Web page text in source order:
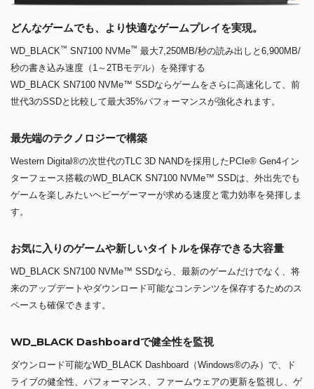
どんなゲームでも、より快適なゲームプレイを実現。
WD_BLACK™ SN7100 NVMe™ 最大7,250MB/秒の読み出しと6,900MB/
秒の書き込み速度（1～2TBモデル）を発揮する
WD_BLACK SN7100 NVMe™ SSDならゲームをさらに高速化して、前
世代3のSSDと比較して最大35%パフォーマンスが強化されます。
最先端のテクノロジーで構築
Western Digital®の次世代のTLC 3D NANDを採用したPCIe® Gen4イン
ターフェース搭載のWD_BLACK SN7100 NVMe™ SSDは、外出先でも
ゲームを楽しみたいヘビーゲーマーが求める速度と電力効率を発揮しま
す。
お気に入りのゲームや新しいタイトルを保存できる大容量
WD_BLACK SN7100 NVMe™ SSDなら、最新のゲームだけでなく、将
来のアップデートやダウンロード可能なコンテンツを保存するためのス
ペースも確保できます。
WD_BLACK Dashboardで健全性を監視
ダウンロード可能なWD_BLACK Dashboard（Windows®のみ）で、ド
ライブの健全性、パフォーマンス、ファームウェアの更新を監視し、ゲ